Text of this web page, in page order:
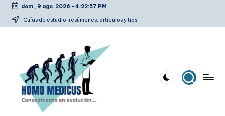
Saltar
dom., 9 ago. 2026 - 4:22:58 PM
Guías de estudio, resúmenes, artículos y tips